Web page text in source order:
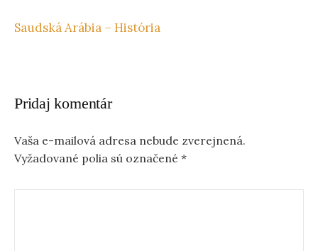
Saudská Arábia – História
Pridaj komentár
Vaša e-mailová adresa nebude zverejnená.
Vyžadované polia sú označené *